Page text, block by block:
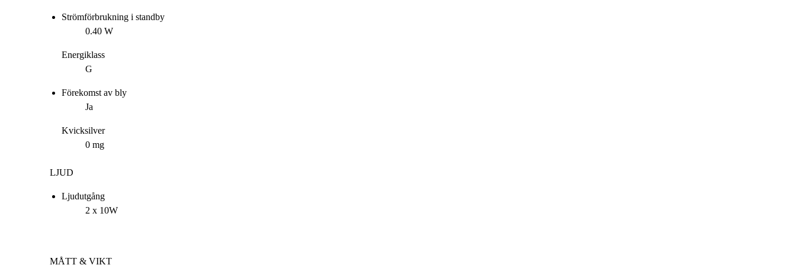
Strömförbrukning i standby
0.40 W
Energiklass
G
Förekomst av bly
Ja
Kvicksilver
0 mg
LJUD
Ljudutgång
2 x 10W
MÅTT & VIKT